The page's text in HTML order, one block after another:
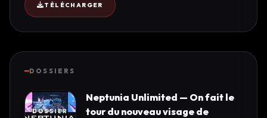
TÉLÉCHARGER
DOSSIERS
Neptunia Unlimited — On fait le
tour du nouveau visage de